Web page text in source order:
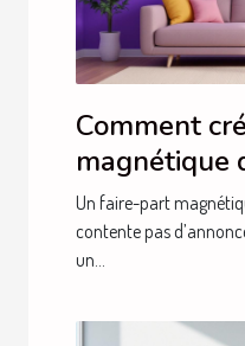
Comment
magnétique
esprits ?
Un faire-part
contente pas
un...